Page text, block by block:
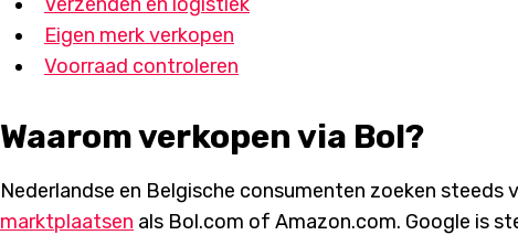
Eigen merk verkopen
Voorraad controleren
Waarom verkopen via Bol?
Nederlandse en Belgische consumenten zoeken steeds
marktplaatsen als Bol.com of Amazon.com. Google is